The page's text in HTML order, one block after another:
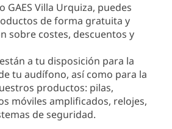
GAES Villa Urquiza, puedes
de forma gratuita y
sobre costes, descuentos y
a tu disposición para la
tu audífono, así como para la
productos: pilas,
móviles amplificados, relojes,
de seguridad.